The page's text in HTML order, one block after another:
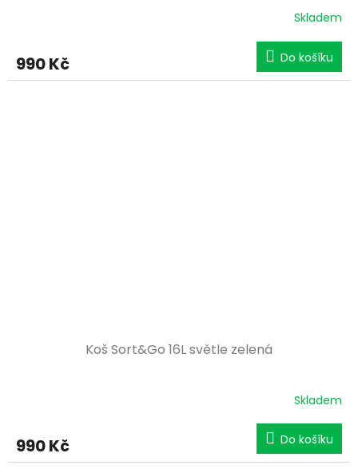
Skladem
990 Kč Do košíku
Koš Sort&Go 16L světle zelená
Skladem
990 Kč Do košíku